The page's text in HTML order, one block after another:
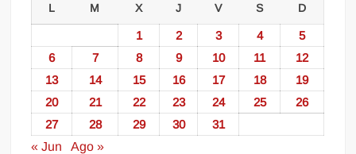
L M X J V S D
1 2 3 4
5
6
7 8 9 10 11
12
13
14 15 16 17 18
19
20
21 22 23 24 25
26
27
28 29 30
31
« Jun
Ago »